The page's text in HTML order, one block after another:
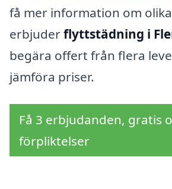
få mer information om
erbjuderflyttstädning i
begära offert från flera
jämföra priser.
Få 3 erbjudanden, gratis
förpliktelser